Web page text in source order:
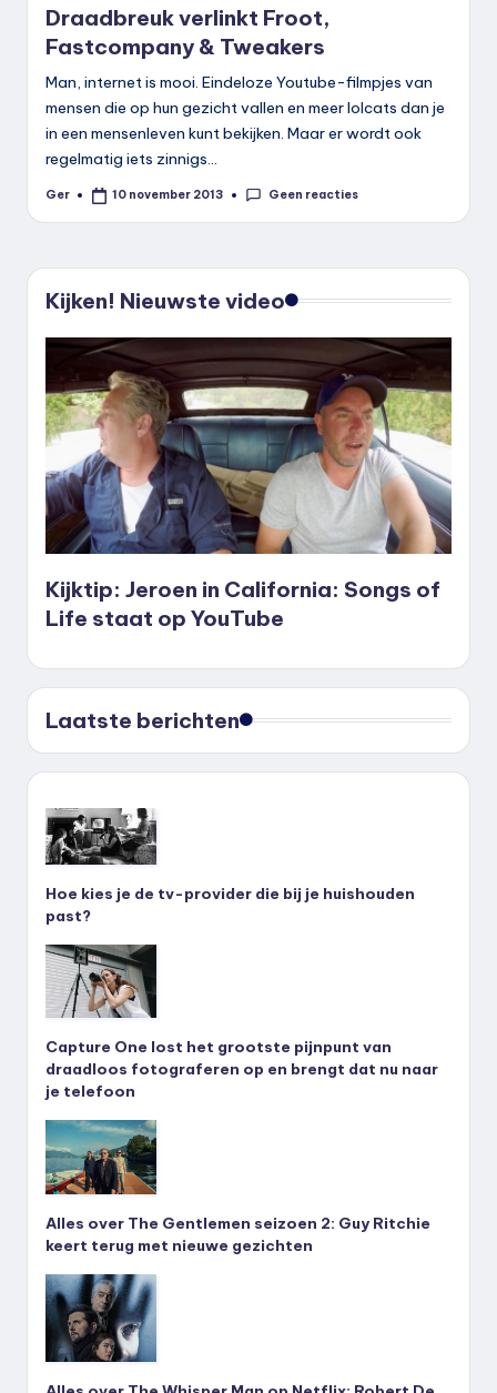
Draadbreuk verlinkt Froot,
Fastcompany & Tweakers
Man, internet is mooi. Eindeloze Youtube-filmpjes van
mensen die op hun gezicht vallen en meer lolcats dan je
in een mensenleven kunt bekijken. Maar er wordt ook
regelmatig iets zinnigs…
Geplaatst
Ger 10 november 2013 Geen reacties
Kijken! Nieuwste video
Kijktip: Jeroen in California: Songs of
Life staat op YouTube
Laatste berichten
Hoe kies je de tv-provider die bij je huishouden
past?
Capture One lost het grootste pijnpunt van
draadloos fotograferen op en brengt dat nu naar
je telefoon
Alles over The Gentlemen seizoen 2: Guy Ritchie
keert terug met nieuwe gezichten